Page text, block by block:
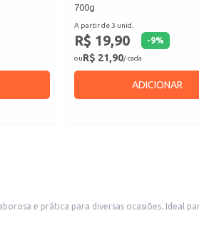
700g
A partir de 3 unid.
R$ 19,90 -9%
ouR$ 21,90/ cada
ADICIONAR
e prática para diversas ocasiões.